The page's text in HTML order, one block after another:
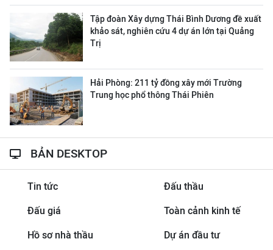
Tập đoàn Xây dựng Thái Bình Dương đề xuất
khảo sát, nghiên cứu 4 dự án lớn tại Quảng
Trị
Hải Phòng: 211 tỷ đồng xây mới Trường
Trung học phổ thông Thái Phiên
BẢN DESKTOP
Tin tức Đấu thầu
Đấu giá Toàn cảnh kinh tế
Hồ sơ nhà thầu Dự án đầu tư